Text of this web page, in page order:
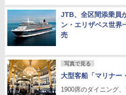
JTB、全区間添乗員
ン・エリザベス世界
売
写真で見る
大型客船「マリナー
1900席のダイニング